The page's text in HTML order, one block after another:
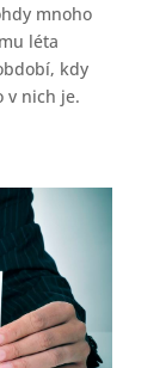
mnoho
léta
kdy
v nich je.